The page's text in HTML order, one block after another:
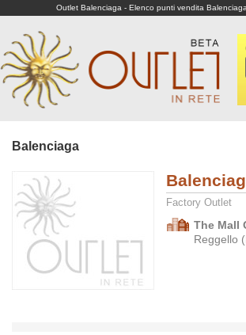
Outlet Balenciaga - Elenco punti vendita
Balenciaga
Factory Outlet
The Mall
Reggello